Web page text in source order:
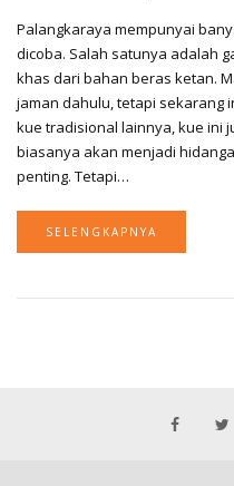
Palangkaraya mempunyai
dicoba. Salah satunya adalah
khas dari bahan beras ketan.
jaman dahulu, tetapi sekarang
kue tradisional lainnya, kue ini
biasanya akan menjadi
penting. Tetapi…
SELENGKAPNYA